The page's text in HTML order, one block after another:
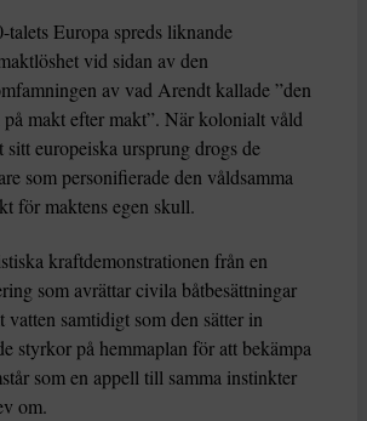
talets Europa spreds liknande
vid sidan av den
av vad Arendt kallade ”den
på makt efter makt”. När kolonialt våld
europeiska ursprung drogs de
som personifierade den våldsamma
för maktens egen skull.
kraftdemonstrationen från en
som avrättar civila båtbesättningar
vatten samtidigt som den sätter in
styrkor på hemmaplan för att bekämpa
som en appell till samma instinkter
om.